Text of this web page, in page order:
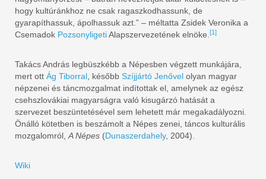
hogy kultúránkhoz ne csak ragaszkodhassunk, de
gyarapíthassuk, ápolhassuk azt.” – méltatta Zsidek Veronika a
Csemadok PozsonyligetiAlapszervezetének elnöke. [1]
Takács András legbüszkébb a Népesben végzett munkájára,
mert ott Ág Tiborral , később Szíjjártó Jenővel olyan magyar
népzenei és táncmozgalmat indítottak el, amelynek az egész
csehszlovákiai magyarságra való kisugárzó hatását a
szervezet beszüntetésével sem lehetett már megakadályozni.
Önálló kötetben is beszámolt a Népes zenei, táncos kulturális
mozgalomról, A Népes (Dunaszerdahely, 2004).
Wiki